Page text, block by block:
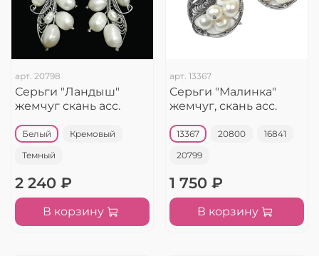
арт. 20798
Серьги "Ландыш"
жемчуг скань асс.
Белый Кремовый
Темный
2 240 ₽
В корзину
арт. 13367
Серьги "Малинка"
жемчуг, скань асс.
13367 20800 16841
20799
1 750 ₽
В корзину